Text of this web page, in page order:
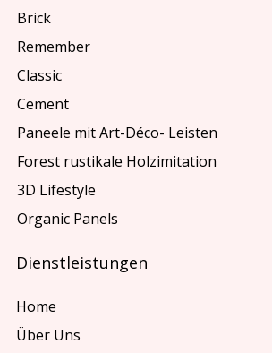
Brick
Remember
Classic
Cement
Paneele mit Art-Déco- Leisten
Forest rustikale Holzimitation
3D Lifestyle
Organic Panels
Dienstleistungen
Home
Über Uns